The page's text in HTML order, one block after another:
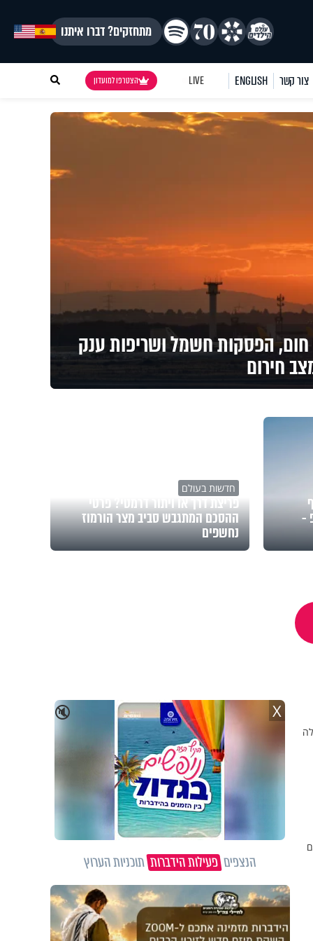
מתחזקים? דברו איתנו
צור קשר ENGLISH
LIVE הצטרפו למועדון
חום, הפסקות חשמל ושריפות ענק
חירום
-
חדשות בעולם
פריצת דרך או ויתור דרמטי? פרטי
ההסכם המתגבש סביב מצר הורמוז
נחשפים
🔇 X
הנצפיםפעילות הידברותתוכניות הערוץ